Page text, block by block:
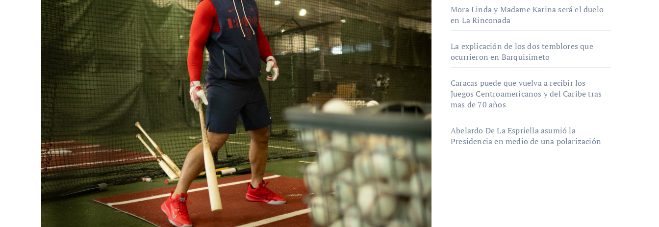
Mora Linda y Madame Karina será el duelo
en La Rinconada
La explicación de los dos temblores que
ocurrieron en Barquisimeto
Caracas puede que vuelva a recibir los
Juegos Centroamericanos y del Caribe tras
mas de 70 años
Abelardo De La Espriella asumió la
Presidencia en medio de una polarización